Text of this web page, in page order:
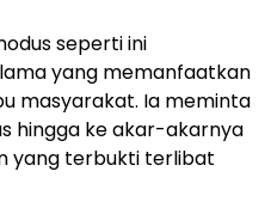
seperti ini
yang memanfaatkan
masyarakat. Ia meminta
hingga ke akar-akarnya
yang terbukti terlibat